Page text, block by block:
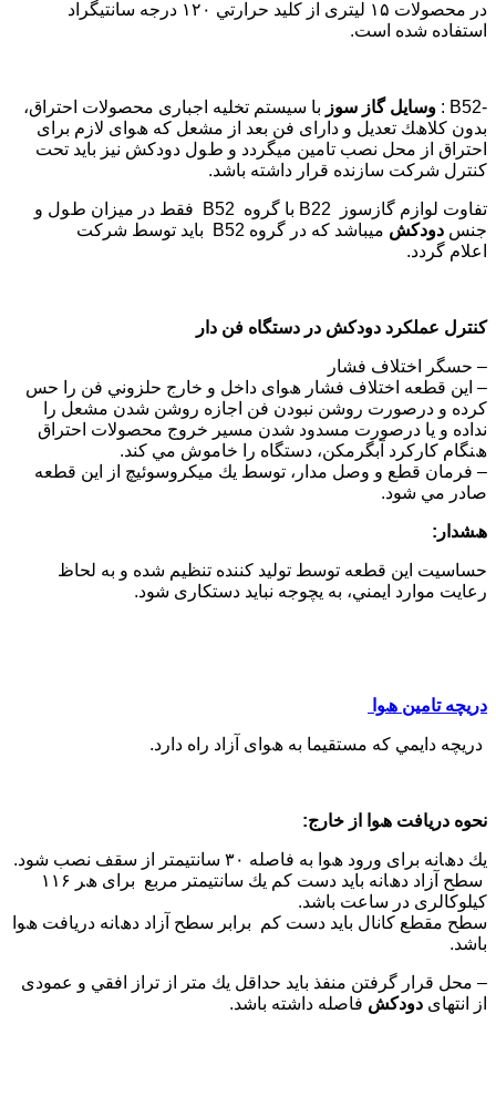
در ﻣﺤﺼﻮﻻت ۱۵ ﻟﯿﺘﺮی از ﻛﻠﯿﺪ ﺣﺮارﺗﻲ ۱۲۰ درﺟﻪ ﺳﺎﻧﺘﯿﮕﺮاد
اﺳﺘﻔﺎده ﺷﺪه اﺳﺖ.
-B52 : وﺳﺎﻳﻞ ﮔﺎز ﺳﻮز ﺑﺎ ﺳﯿﺴﺘﻢ ﺗﺨﻠﯿﻪ اﺟﺒﺎری ﻣﺤﺼﻮﻻت اﺣﺘﺮاق،
ﺑﺪون ﻛﻼھﻚ ﺗﻌﺪﻳﻞ و دارای ﻓﻦ ﺑﻌﺪ از ﻣﺸﻌﻞ ﻛﻪ ھﻮای ﻻزم ﺑﺮای
اﺣﺘﺮاق از ﻣﺤﻞ ﻧﺼﺐ ﺗﺎﻣﯿﻦ ﻣﯿﮕﺮدد و طﻮل دودﻛﺶ ﻧﯿﺰ ﺑﺎﻳﺪ ﺗﺤﺖ
ﻛﻨﺘﺮل ﺷﺮﻛﺖ ﺳﺎزﻧﺪه ﻗﺮار داﺷﺘﻪ ﺑﺎﺷﺪ.
ﺗﻔﺎوت لوازم گازسوز B22 ﺑﺎ ﮔﺮوه B52 ﻓﻘﻂ در ﻣﯿﺰان طﻮل و
ﺟﻨﺲ دودﻛﺶ
ﻣﯿﺒﺎﺷﺪ ﻛﻪ در ﮔﺮوه B52 ﺑﺎﻳﺪ ﺗﻮﺳﻂ ﺷﺮﻛﺖ
اﻋﻼم ﮔﺮدد.
ﻛﻨﺘﺮل ﻋﻤﻠﻜﺮد دودﻛﺶ در دﺳﺘﮕﺎه ﻓﻦ دار
– حسگر اﺧﺘﻼف ﻓﺸﺎر
– اﻳﻦ ﻗﻄﻌﻪ اﺧﺘﻼف ﻓﺸﺎر ھﻮای داﺧﻞ و ﺧﺎرج ﺣﻠﺰوﻧﻲ ﻓﻦ را ﺣﺲ
ﻛﺮده و درﺻﻮرت روﺷﻦ ﻧﺒﻮدن ﻓﻦ اﺟﺎزه روﺷﻦ ﺷﺪن ﻣﺸﻌﻞ را
ﻧﺪاده و ﻳﺎ درﺻﻮرت ﻣﺴﺪود ﺷﺪن ﻣﺴﯿﺮ ﺧﺮوج ﻣﺤﺼﻮﻻت اﺣﺘﺮاق
ھﻨﮕﺎم ﻛﺎرﻛﺮد آﺑﮕﺮﻣﻜﻦ، دﺳﺘﮕﺎه را ﺧﺎﻣﻮش ﻣﻲ ﻛﻨﺪ.
– ﻓﺮﻣﺎن ﻗﻄﻊ و وﺻﻞ ﻣﺪار، ﺗﻮﺳﻂ ﻳﻚ ﻣﯿﻜﺮوﺳﻮﺋﯿﭻ از اﻳﻦ ﻗﻄﻌﻪ
ﺻﺎدر ﻣﻲ ﺷﻮد.
ھﺸﺪار:
ﺣﺴﺎﺳﯿﺖ اﻳﻦ ﻗﻄﻌﻪ ﺗﻮﺳﻂ ﺗﻮﻟﯿﺪ ﻛﻨﻨﺪه ﺗﻨﻈﯿﻢ ﺷﺪه و ﺑﻪ ﻟﺤﺎظ
رﻋﺎﻳﺖ ﻣﻮارد اﻳﻤﻨﻲ، ﺑﻪ ﻳﭽﻮﺟﻪ ﻧﺒﺎﻳﺪ دﺳﺘﻜﺎری ﺷﻮد.
درﻳﭽﻪ ﺗﺎﻣﯿﻦ ھﻮا
درﻳﭽﻪ داﻳﻤﻲ ﻛﻪ ﻣﺴﺘﻘﯿﻤﺎ ﺑﻪ ھﻮای آزاد راه دارد.
ﻧﺤﻮه درﻳﺎﻓﺖ ھﻮا از ﺧﺎرج:
ﻳﻚ دھﺎﻧﻪ ﺑﺮای ورود ھﻮا ﺑﻪ ﻓﺎﺻﻠﻪ ۳۰ ﺳﺎﻧﺘﯿﻤﺘﺮ از ﺳﻘﻒ ﻧﺼﺐ ﺷﻮد.
ﺳﻄﺢ آزاد دھﺎﻧﻪ ﺑﺎﻳﺪ دﺳﺖ ﻛﻢ ﻳﻚ ﺳﺎﻧﺘﯿﻤﺘﺮ ﻣﺮﺑﻊ ﺑﺮای ھﺮ ۱۱۶
ﻛﯿﻠﻮﻛﺎﻟﺮی در ﺳﺎﻋﺖ ﺑﺎﺷﺪ.
ﺳﻄﺢ ﻣﻘﻄﻊ ﻛﺎﻧﺎل ﺑﺎﻳﺪ دﺳﺖ ﻛﻢ ﺑﺮاﺑﺮ ﺳﻄﺢ آزاد دھﺎﻧﻪ درﻳﺎﻓﺖ ھﻮا
ﺑﺎﺷﺪ.
– ﻣﺤﻞ ﻗﺮار ﮔﺮﻓﺘﻦ ﻣﻨﻔﺬ ﺑﺎﻳﺪ ﺣﺪاﻗﻞ ﻳﻚ ﻣﺘﺮ از ﺗﺮاز اﻓﻘﻲ و ﻋﻤﻮدی
از اﻧﺘﮭﺎی دودﻛﺶ ﻓﺎﺻﻠﻪ داﺷﺘﻪ ﺑﺎﺷﺪ.